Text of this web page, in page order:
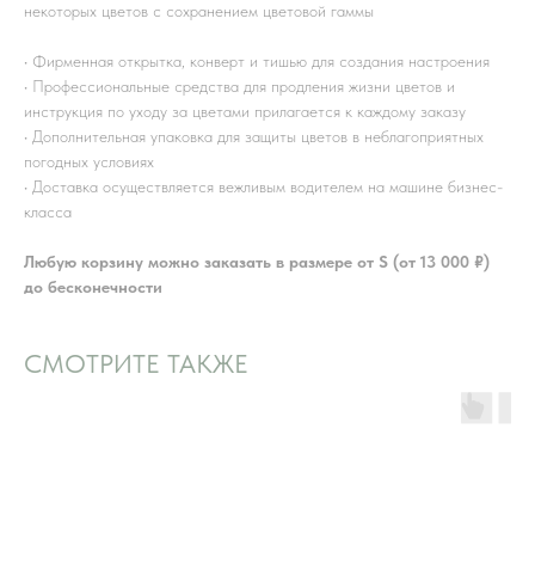
некоторых цветов с сохранением цветовой гаммы
• Фирменная открытка, конверт и тишью для создания настроения
• Профессиональные средства для продления жизни цветов и
инструкция по уходу за цветами прилагается к каждому заказу
• Дополнительная упаковка для защиты цветов в неблагоприятных
погодных условиях
• Доставка осуществляется вежливым водителем на машине бизнес-
класса
Любую корзину можно заказать в размере от S (от 13 000 ₽)
до бесконечности
СМОТРИТЕ ТАКЖЕ